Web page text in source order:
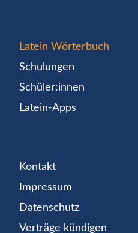
Latein Wörterbuch
Schulungen
Schüler:innen
Latein-Apps
Kontakt
Impressum
Datenschutz
Verträge kündigen